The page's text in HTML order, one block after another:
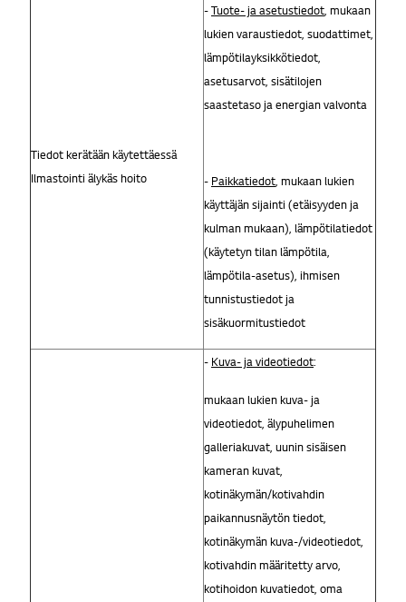
Tiedot kerätään käytettäessä
Ilmastointi älykäs hoito
-Tuote- ja asetustiedot, mukaan
lukien varaustiedot, suodattimet,
lämpötilayksikkötiedot,
asetusarvot, sisätilojen
saastetaso ja energian valvonta
- Paikkatiedot, mukaan lukien
käyttäjän sijainti (etäisyyden ja
kulman mukaan), lämpötilatiedot
(käytetyn tilan lämpötila,
lämpötila-asetus), ihmisen
tunnistustiedot ja
sisäkuormitustiedot
- Kuva- ja videotiedot:
mukaan lukien kuva- ja
videotiedot, älypuhelimen
galleriakuvat, uunin sisäisen
kameran kuvat,
kotinäkymän/kotivahdin
paikannusnäytön tiedot,
kotinäkymän kuva-/videotiedot,
kotivahdin määritetty arvo,
kotihoidon kuvatiedot, oma